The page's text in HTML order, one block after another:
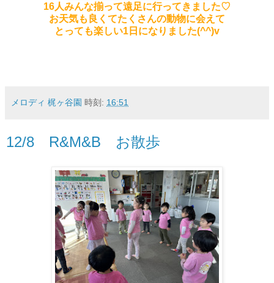
16人みんな揃って遠足に行ってきました♡
お天気も良くてたくさんの動物に会えて
とっても楽しい1日になりました(^^)v
メロディ 梶ヶ谷園 時刻: 16:51
12/8 R&M&B お散歩